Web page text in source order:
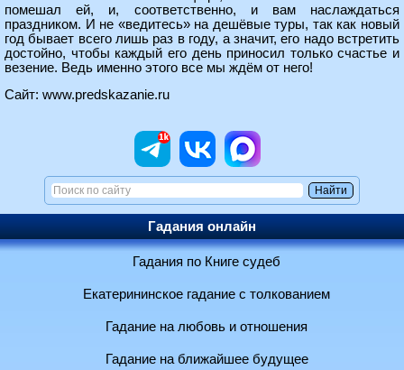
помешал ей, и, соответственно, и вам наслаждаться
праздником. И не «ведитесь» на дешёвые туры, так как новый
год бывает всего лишь раз в году, а значит, его надо встретить
достойно, чтобы каждый его день приносил только счастье и
везение. Ведь именно этого все мы ждём от него!
Сайт: www.predskazanie.ru
Гадания онлайн
Гадания по Книге судеб
Екатерининское гадание с толкованием
Гадание на любовь и отношения
Гадание на ближайшее будущее